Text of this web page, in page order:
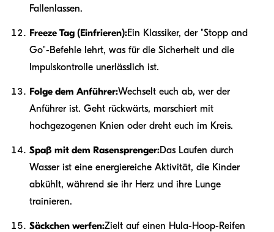
Fallenlassen.
Freeze Tag (Einfrieren):Ein Klassiker, der "Stopp and
Go"-Befehle lehrt, was für die Sicherheit und die
Impulskontrolle unerlässlich ist.
Folge dem Anführer:Wechselt euch ab, wer der
Anführer ist. Geht rückwärts, marschiert mit
hochgezogenen Knien oder dreht euch im Kreis.
Spaß mit dem Rasensprenger:Das Laufen durch
Wasser ist eine energiereiche Aktivität, die Kinder
abkühlt, während sie ihr Herz und ihre Lunge
trainieren.
Säckchen werfen:Zielt auf einen Hula-Hoop-Reifen